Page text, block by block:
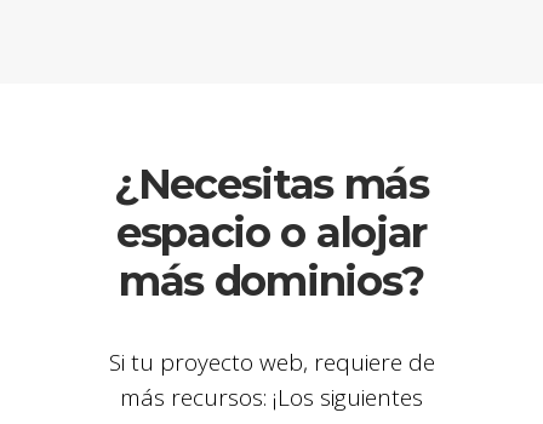
¿Necesitas más
espacio o alojar
más dominios?
Si tu proyecto web, requiere de
más recursos: ¡Los siguientes